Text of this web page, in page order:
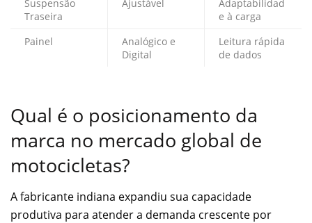
Suspensão
Traseira
Ajustável
Adaptabilidad
e à carga
Painel
Analógico e
Digital
Leitura rápida
de dados
Qual é o posicionamento da
marca no mercado global de
motocicletas?
A fabricante indiana expandiu sua capacidade
produtiva para atender a demanda crescente por